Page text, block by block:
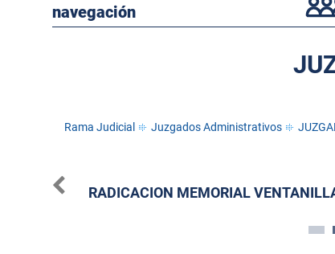
navegación
Rama Judicial Juzgados Administrativos
RADICACION MEMORIAL